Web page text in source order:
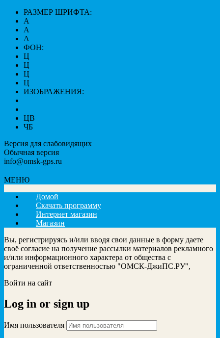
РАЗМЕР ШРИФТА:
A
A
A
ФОН:
Ц
Ц
Ц
Ц
ИЗОБРАЖЕНИЯ:
ЦВ
ЧБ
Версия для слабовидящих
Обычная версия
info@omsk-gps.ru
МЕНЮ
Домой
Скачать программу
Интернет магазин
Магазин
Вы, регистрируясь и/или вводя свои данные в форму даете
своё согласие на получение рассылки материалов рекламного
и/или информационного характера от общества с
ограниченной ответственностью "ОМСК-ДжиПС.РУ",
Войти на сайт
Log in or sign up
Имя пользователя